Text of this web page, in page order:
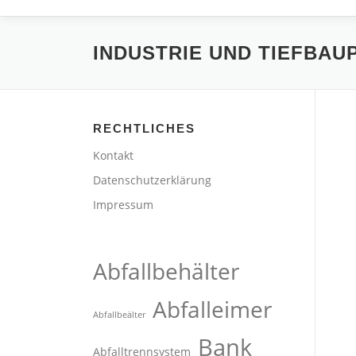
INDUSTRIE UND
RECHTLICHES
Kontakt
Datenschutzerklärung
Impressum
Abfallbehälter
Abfallbeälter Abfalleimer
Abfalltrennsystem Bank